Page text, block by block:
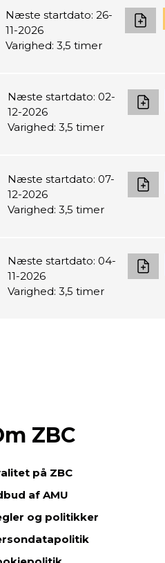
Næste startdato: 26-
11-2026
Varighed: 3,5 timer
Næste startdato: 02-
12-2026
Varighed: 3,5 timer
Næste startdato: 07-
12-2026
Varighed: 3,5 timer
Næste startdato: 04-
11-2026
Varighed: 3,5 timer
ZBC
på ZBC
af AMU
og politikker